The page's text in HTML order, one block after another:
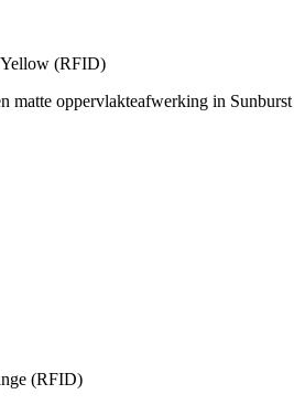
(RFID)
matte oppervlakteafwerking in
(RFID)